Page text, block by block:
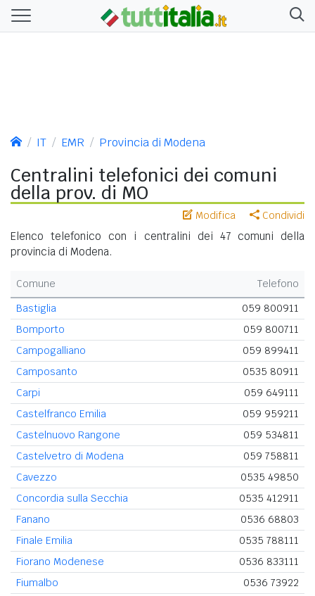
IT EMR Provincia di Modena
Centralini telefonici dei comuni
della prov. di MO
Modifica Condividi
Elenco telefonico con i centralini dei 47 comuni della
provincia di Modena.
Comune
Telefono
Bastiglia
059 800911
Bomporto
059 800711
Campogalliano
059 899411
Camposanto
0535 80911
Carpi
059 649111
Castelfranco Emilia
059 959211
Castelnuovo Rangone
059 534811
Castelvetro di Modena
059 758811
Cavezzo
0535 49850
Concordia sulla Secchia
0535 412911
Fanano
0536 68803
Finale Emilia
0535 788111
Fiorano Modenese
0536 833111
Fiumalbo
0536 73922